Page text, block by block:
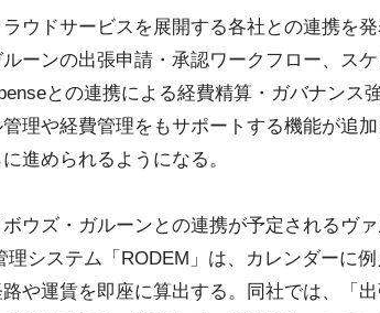
ウドサービスを展開する各社との連携を
ーンの出張申請・承認ワークフロー、ス
との連携による経費精算・ガバナンス
理や経費管理をもサポートする機能が追
進められるようになる。
ウズ・ガルーンとの連携が予定されるヴ
理システム「RODEM」は、カレンダーに
や運賃を即座に算出する。同社では、「